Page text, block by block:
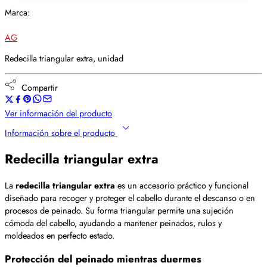
Marca:
AG
Redecilla triangular extra, unidad
Compartir
Ver información del producto
Información sobre el producto
Redecilla triangular extra
Laredecilla triangular extra es un accesorio práctico y funcional
diseñado para recoger y proteger el cabello durante el descanso o en
procesos de peinado. Su forma triangular permite una sujeción
cómoda del cabello, ayudando a mantener peinados, rulos y
moldeados en perfecto estado.
Protección del peinado mientras duermes